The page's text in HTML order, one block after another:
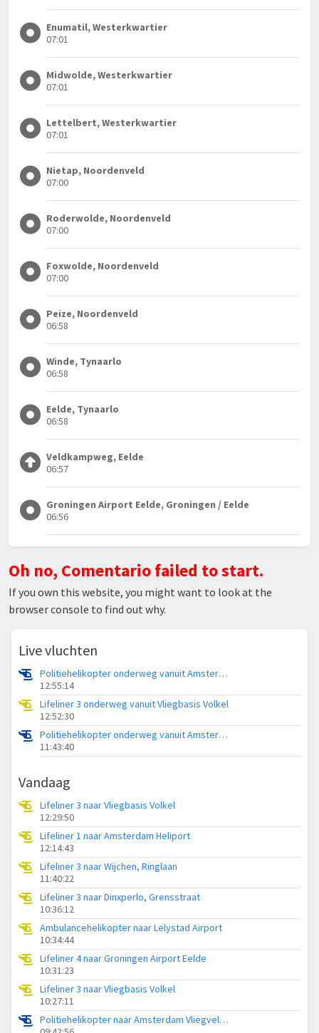
Enumatil, Westerkwartier
07:01
Midwolde, Westerkwartier
07:01
Lettelbert, Westerkwartier
07:01
Nietap, Noordenveld
07:00
Roderwolde, Noordenveld
07:00
Foxwolde, Noordenveld
07:00
Peize, Noordenveld
06:58
Winde, Tynaarlo
06:58
Eelde, Tynaarlo
06:58
Veldkampweg, Eelde
06:57
Groningen Airport Eelde, Groningen / Eelde
06:56
Oh no, Comentario failed to start.
If you own this website, you might want to look at the
browser console to find out why.
Live vluchten
Politiehelikopter onderweg vanuit Amsterdam Vliegveld Schiphol
12:55:14
Lifeliner 3 onderweg vanuit Vliegbasis Volkel
12:52:30
Politiehelikopter onderweg vanuit Amsterdam Vliegveld Schiphol
11:43:40
Vandaag
Lifeliner 3 naar Vliegbasis Volkel
12:29:50
Lifeliner 1 naar Amsterdam Heliport
12:14:43
Lifeliner 3 naar Wijchen, Ringlaan
11:40:22
Lifeliner 3 naar Dinxperlo, Grensstraat
10:36:12
Ambulancehelikopter naar Lelystad Airport
10:34:44
Lifeliner 4 naar Groningen Airport Eelde
10:31:23
Lifeliner 3 naar Vliegbasis Volkel
10:27:11
Politiehelikopter naar Amsterdam Vliegveld Schiphol